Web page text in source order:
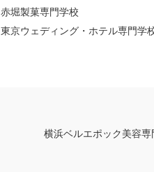
赤堀製菓専門学校
東京ウェディング・ホテル専門学
横浜ベルエポック美容